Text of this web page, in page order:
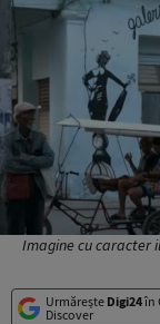
Imagine cu caracter
Urmărește Digi24în
Discover